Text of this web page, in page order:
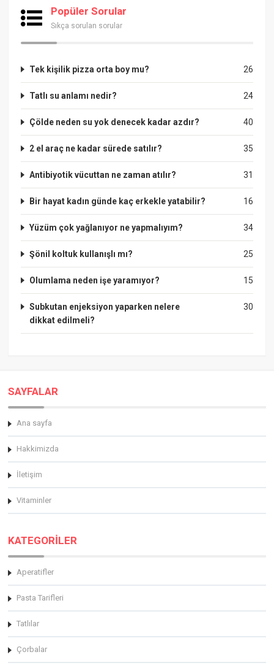
Popüler Sorular
Sıkça sorulan sorular
26
Tek kişilik pizza orta boy mu?
24
Tatlı su anlamı nedir?
40
Çölde neden su yok denecek kadar azdır?
35
2 el araç ne kadar sürede satılır?
31
Antibiyotik vücuttan ne zaman atılır?
16
Bir hayat kadın günde kaç erkekle yatabilir?
34
Yüzüm çok yağlanıyor ne yapmalıyım?
25
Şönil koltuk kullanışlı mı?
15
Olumlama neden işe yaramıyor?
30
Subkutan enjeksiyon yaparken nelere
dikkat edilmeli?
SAYFALAR
Ana sayfa
Hakkimizda
İletişim
Vitaminler
KATEGORİLER
Aperatifler
Pasta Tarifleri
Tatlılar
Çorbalar